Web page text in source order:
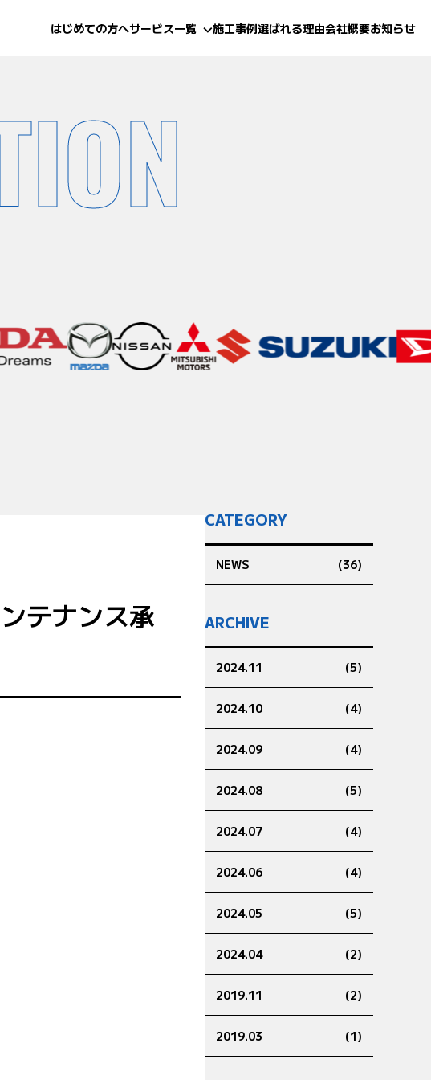
はじめての方へサービス一覧 施工事例選ばれる理由会社概要お知らせ
テナンス承
CATEGORY
NEWS (36)
ARCHIVE
2024.11 (5)
2024.10 (4)
2024.09 (4)
2024.08 (5)
2024.07 (4)
2024.06 (4)
2024.05 (5)
2024.04 (2)
2019.11 (2)
2019.03 (1)